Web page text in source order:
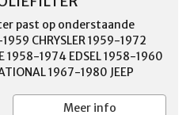
past op onderstaande
CHRYSLER 1959-1972
1958-1974 EDSEL 1958-1960
1967-1980 JEEP
1958-1974
Meer info